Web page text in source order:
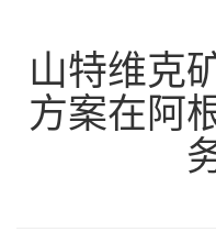
山特维克
方案在阿